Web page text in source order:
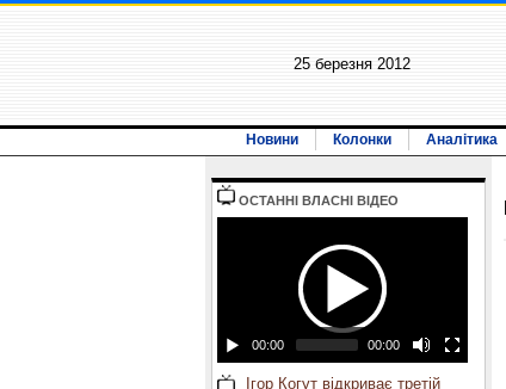
25 березня 2012
Новини Колонки Аналітика
ОСТАННI ВЛАСНI ВIДЕО
00:00 00:00
Ігор Когут відкриває третій